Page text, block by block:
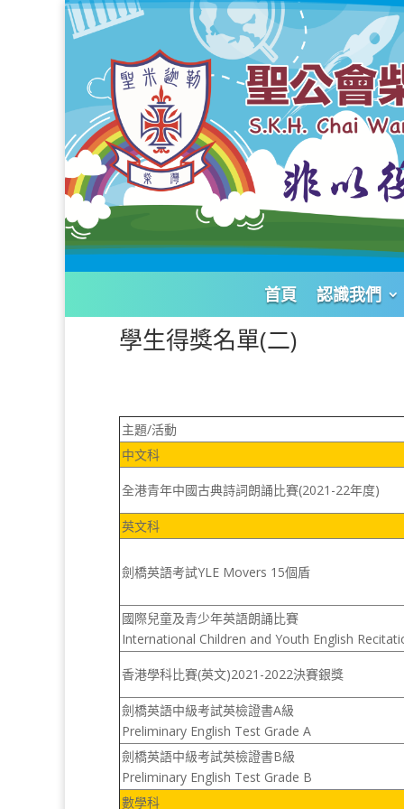
首頁 認識我們
學生得獎名單(二)
主題/活動
中文科
全港青年中國古典詩詞朗誦比賽(2021-22年度)
英文科
劍橋英語考試YLE Movers 15個盾
國際兒童及青少年英語朗誦比賽
International Children and Youth English
香港學科比賽(英文)2021-2022決賽銀獎
劍橋英語中級考試英檢證書A級
Preliminary English Test Grade A
劍橋英語中級考試英檢證書B級
Preliminary English Test Grade B
數學科